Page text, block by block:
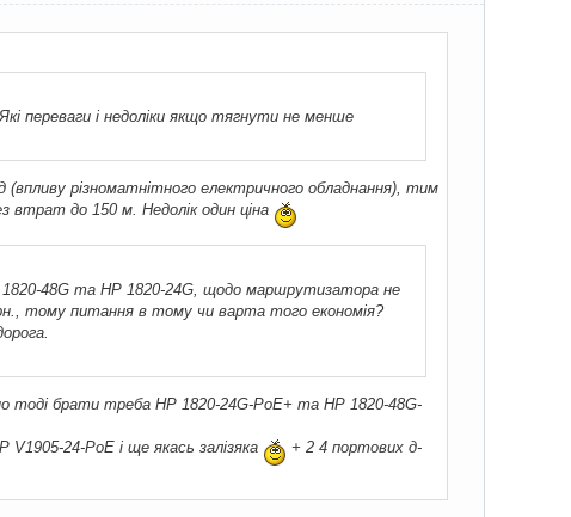
переваги і недоліки якщо тягнути не менше
різноматнітного електричного обладнання), тим
втрат до 150 м. Недолік один ціна
48G та HP 1820-24G, щодо маршрутизатора не
тому питання в тому чи варта того економія?
тоді брати треба HP 1820-24G-PoE+ та HP 1820-48G-
24-PoE і ще якась залізяка
+ 2 4 портових д-